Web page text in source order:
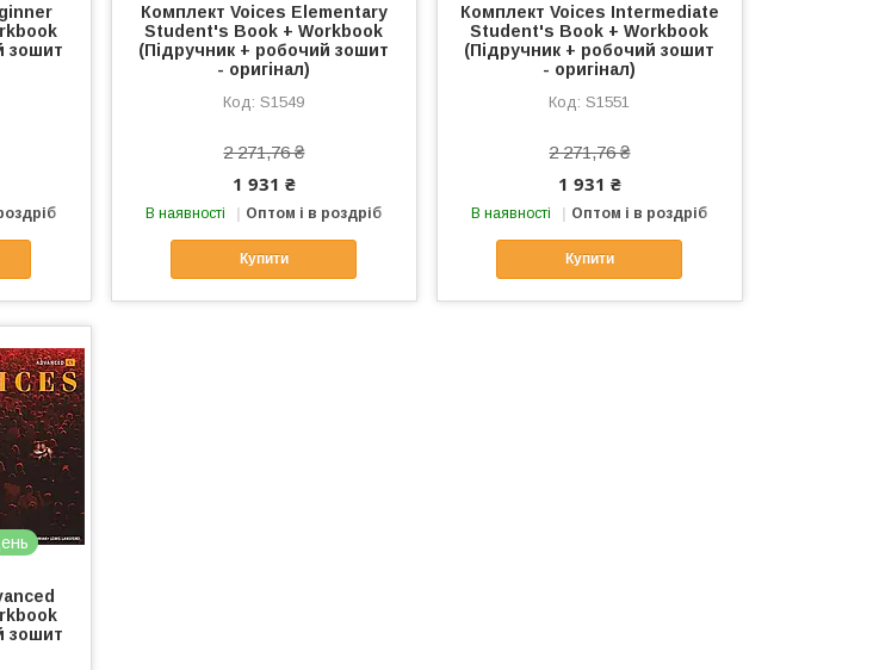
зошит
Комплект Voices Elementary
Student's Book + Workbook
(Підручник + робочий зошит
- оригінал)
S1549
2 271,76 ₴
1 931 ₴
В наявності Оптом і в роздріб
Купити
Комплект Voices Intermediate
Student's Book + Workbook
(Підручник + робочий зошит
- оригінал)
S1551
2 271,76 ₴
1 931 ₴
В наявності Оптом і в роздріб
Купити
зошит